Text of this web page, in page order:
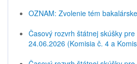
OZNAM: Zvolenie tém
Časový rozvrh štátnej skúšky
24.06.2026 (Komisia č. 4 a